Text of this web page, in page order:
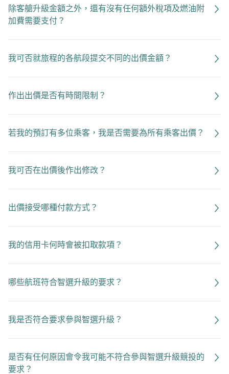
除客艙升級金額之外，還有沒有任何額外稅項及燃油附
加費需要支付？
我可否就旅程的各航段提交不同的出價金額？
作出出價是否有時間限制？
若我的預訂有多位乘客，我是否需要為所有乘客出價？
我可否在出價後作出修改？
出價接受哪種付款方式？
我的信用卡何時會被扣取款項？
哪些航班符合智選升級的要求？
我是否符合要求參與智選升級？
是否有任何原因會令我可能不符合參與智選升級競投的
要求？